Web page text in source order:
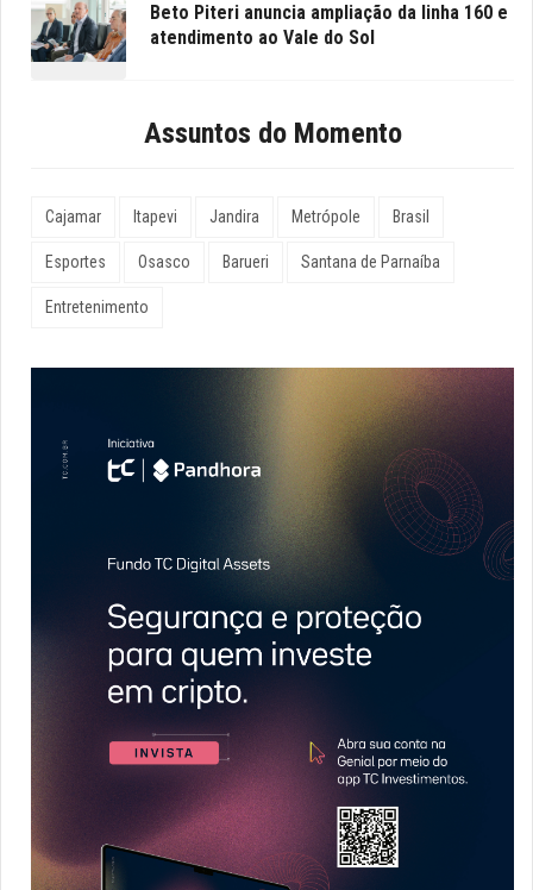
Beto Piteri anuncia ampliação da linha 160 e
atendimento ao Vale do Sol
Assuntos do Momento
Cajamar Itapevi Jandira Metrópole Brasil
Esportes Osasco Barueri Santana de Parnaíba
Entretenimento